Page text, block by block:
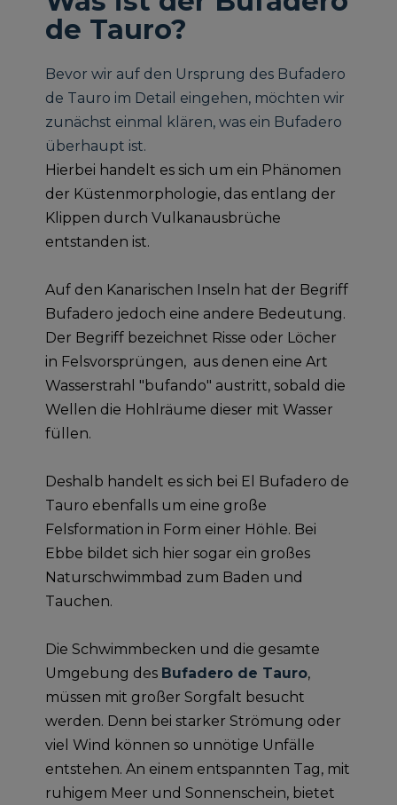
de Tauro?
Bevor wir auf den Ursprung des Bufadero
de Tauro im Detail eingehen, möchten wir
zunächst einmal klären, was ein Bufadero
überhaupt ist.
Hierbei handelt es sich um ein Phänomen
der Küstenmorphologie, das entlang der
Klippen durch Vulkanausbrüche
entstanden ist.
Auf den Kanarischen Inseln hat der Begriff
Bufadero jedoch eine andere Bedeutung.
Der Begriff bezeichnet Risse oder Löcher
in Felsvorsprüngen, aus denen eine Art
Wasserstrahl "bufando" austritt, sobald die
Wellen die Hohlräume dieser mit Wasser
füllen.
Deshalb handelt es sich bei El Bufadero de
Tauro ebenfalls um eine große
Felsformation in Form einer Höhle. Bei
Ebbe bildet sich hier sogar ein großes
Naturschwimmbad zum Baden und
Tauchen.
Die Schwimmbecken und die gesamte
Umgebung des Bufadero de Tauro,
müssen mit großer Sorgfalt besucht
werden. Denn bei starker Strömung oder
viel Wind können so unnötige Unfälle
entstehen. An einem entspannten Tag, mit
ruhigem Meer und Sonnenschein, bietet